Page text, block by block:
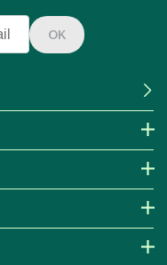
OK